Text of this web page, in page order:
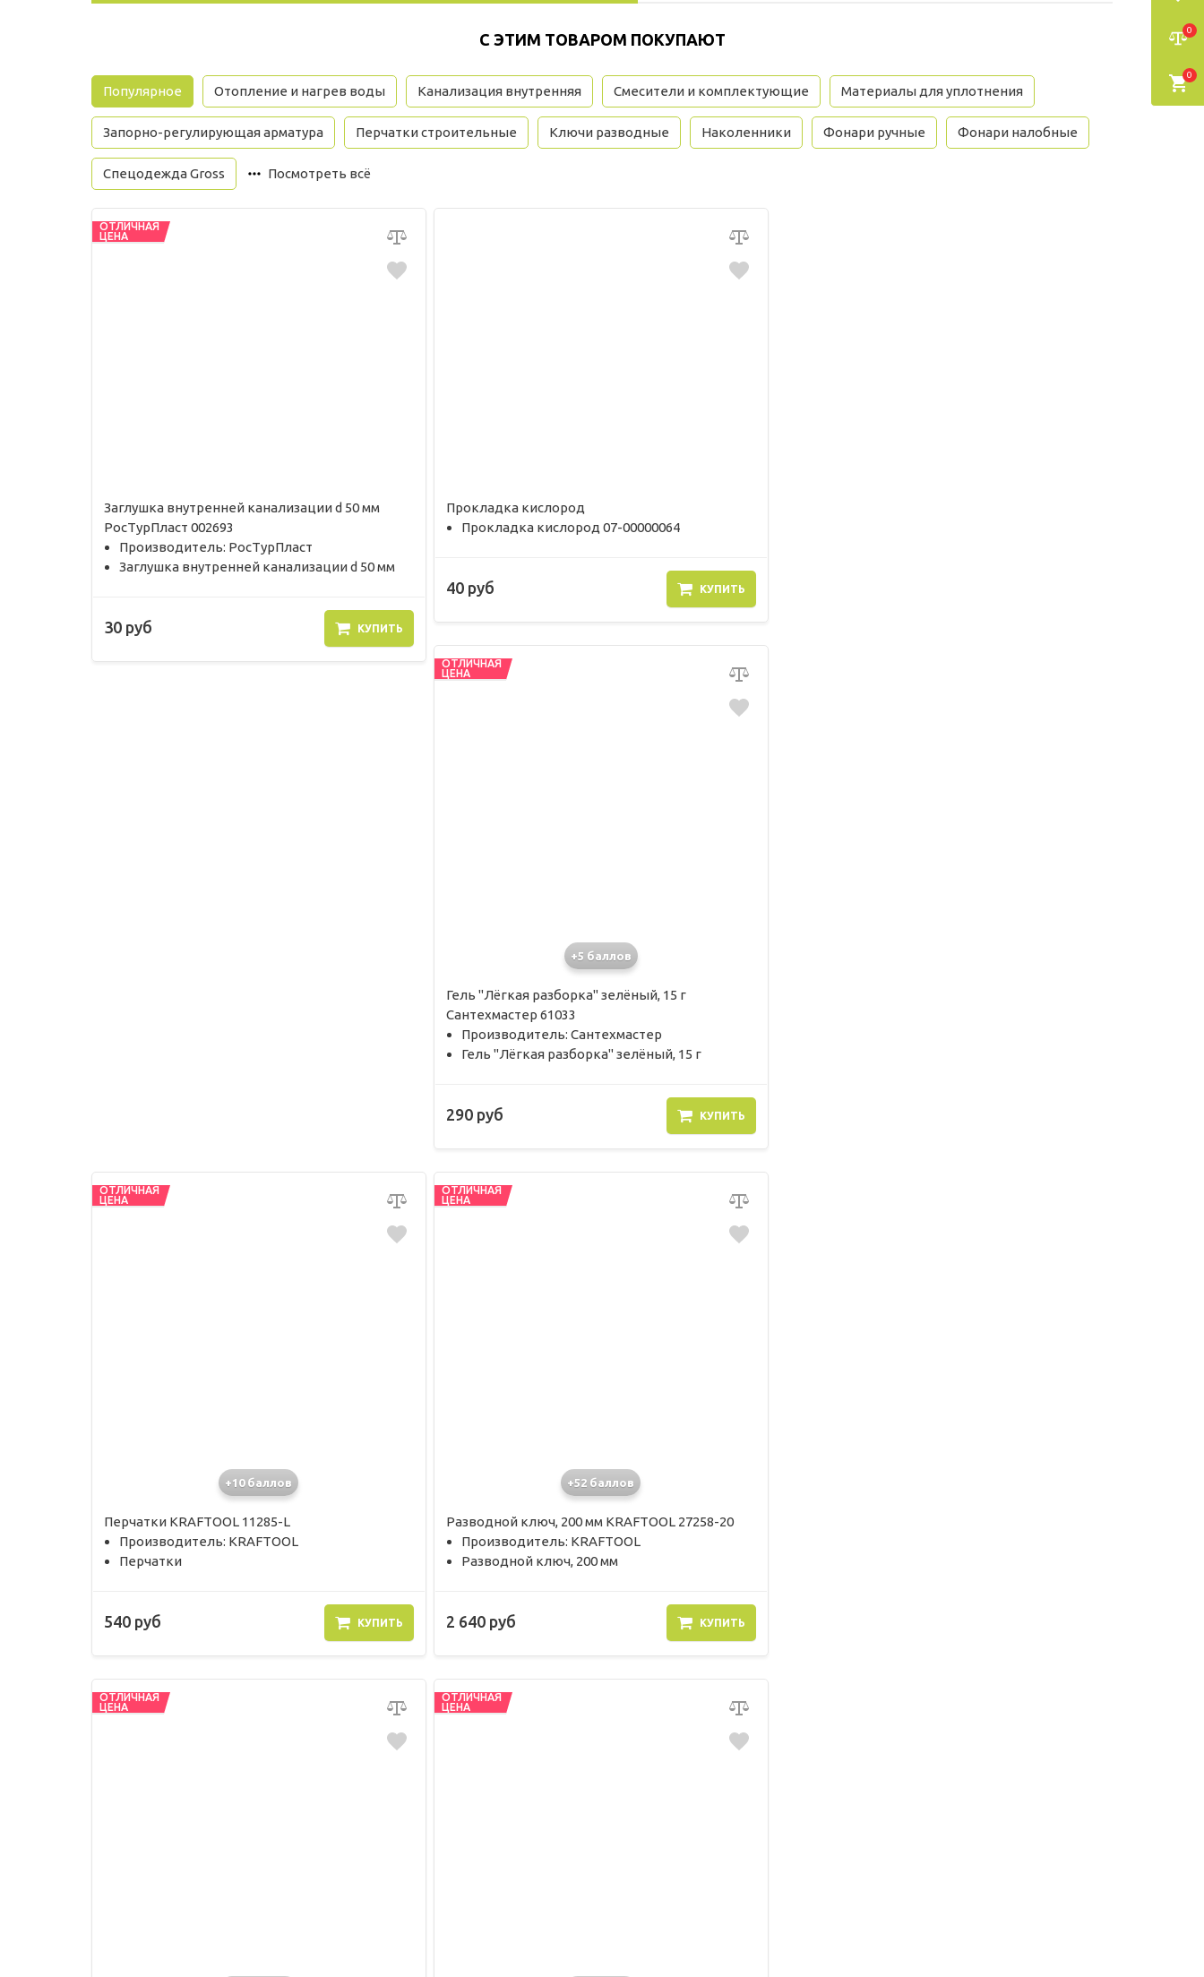
С ЭТИМ ТОВАРОМ ПОКУПАЮТ
Популярное Отопление и нагрев воды Канализация внутренняя Смесители и комплектующие Материалы для уплотнения
Запорно-регулирующая арматура Перчатки строительные Ключи разводные Наколенники Фонари ручные Фонари налобные
Спецодежда Gross Посмотреть всё
ОТЛИЧНАЯ
ЦЕНА
Заглушка внутренней канализации d 50 мм
РосТурПласт 002693
Производитель: РосТурПласт
Заглушка внутренней канализации d 50 мм
30 руб КУПИТЬ
Прокладка кислород
Прокладка кислород 07-00000064
40 руб КУПИТЬ
ОТЛИЧНАЯ
ЦЕНА
+5 баллов
Гель "Лёгкая разборка" зелёный, 15 г
Сантехмастер 61033
Производитель: Сантехмастер
Гель "Лёгкая разборка" зелёный, 15 г
290 руб КУПИТЬ
ОТЛИЧНАЯ
ЦЕНА
+10 баллов
Перчатки KRAFTOOL 11285-L
Производитель: KRAFTOOL
Перчатки
540 руб КУПИТЬ
ОТЛИЧНАЯ
ЦЕНА
+52 баллов
Разводной ключ, 200 мм KRAFTOOL 27258-20
Производитель: KRAFTOOL
Разводной ключ, 200 мм
2 640 руб КУПИТЬ
ОТЛИЧНАЯ
ЦЕНА
ОТЛИЧНАЯ
ЦЕНА
0
0